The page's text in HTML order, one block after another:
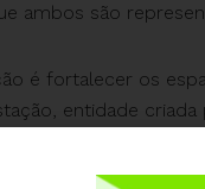
ambos são
é fortalecer os
entidade criada
“Sustentabilidade
ao Dia